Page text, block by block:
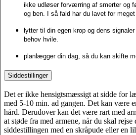
ikke udløser forværring af smerter og
og ben. I så fald har du lavet for
lyttertil din egen krop og dens
behov hvile
planlæggerdin dag, så du kan skifte
Siddestillinger
Det er ikke hensigtsmæssigt at sidde for
med 5-10 min. ad gangen. Det kan være
hård. Derudover kan det være rart med
at støde fra med armene, når du skal
siddestillingen med en skråpude eller en